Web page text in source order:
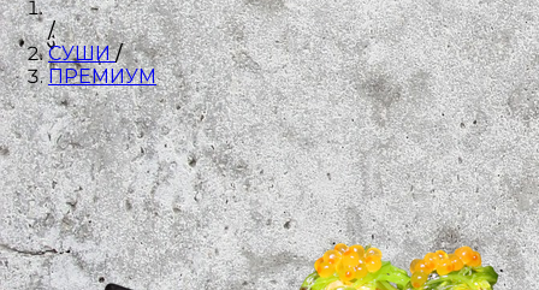
/
СУШИ/
ПРЕМИУМ